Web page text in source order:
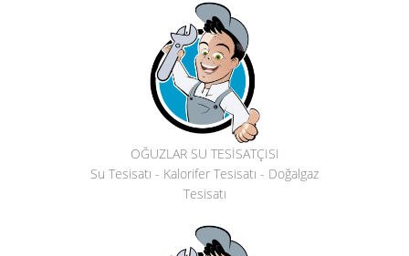
OĞUZLAR SU TESİSATÇISI
Su Tesisatı - Kalorifer Tesisatı - Doğalgaz
Tesisatı